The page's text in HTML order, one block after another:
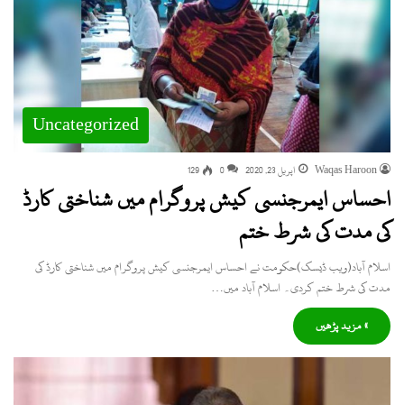
Uncategorized
Waqas Haroon اپریل 23, 2020 0
129
احساس ایمرجنسی کیش پروگرام میں شناختی کارڈ
کی مدت کی شرط ختم
اسلام آباد(ویب ڈیسک)حکومت نے احساس ایمرجنسی کیش پروگرام میں شناختی کارڈ کی
مدت کی شرط ختم کردی۔ اسلام آباد میں…
» مزید پڑھیں